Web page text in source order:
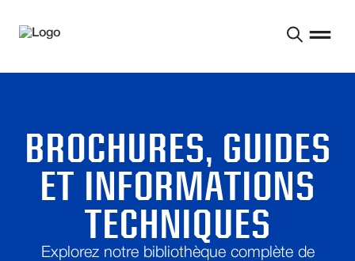
BROCHURES, GUIDES
ET INFORMATIONS
TECHNIQUES
Explorez notre bibliothèque complète de